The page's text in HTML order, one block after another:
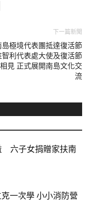
下一篇新聞
島極境代表團抵達復活節
智利代表處大使及復活節
見 正式展開南島文化交
流
六子女捐贈家扶南
一次學 小小消防營